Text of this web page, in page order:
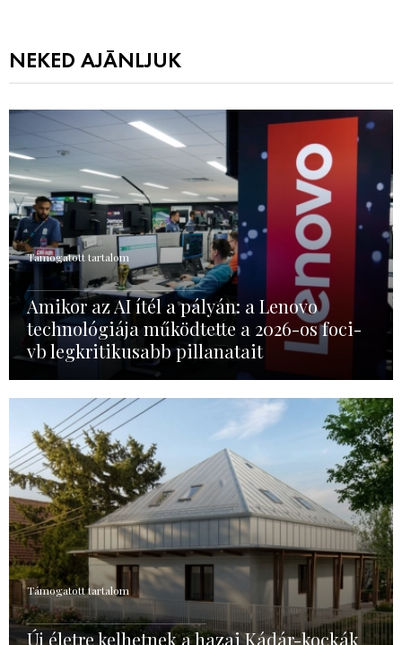
NEKED AJÁNLJUK
Támogatott tartalom
Amikor az AI ítél a pályán: a Lenovo
technológiája működtette a 2026-os foci-
vb legkritikusabb pillanatait
Támogatott tartalom
Új életre kelhetnek a hazai Kádár-kockák